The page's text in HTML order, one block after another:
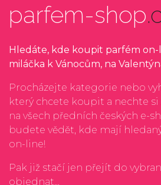
parfem-shop
Hledáte, kde koupit parfém on-
miláčka k Vánocům, na
Procházejte kategorie nebo
který chcete koupit a nechte
na všech předních českých e-
budete vědět, kde mají
on-line!
Pak již stačí jen přejít do
objednat...